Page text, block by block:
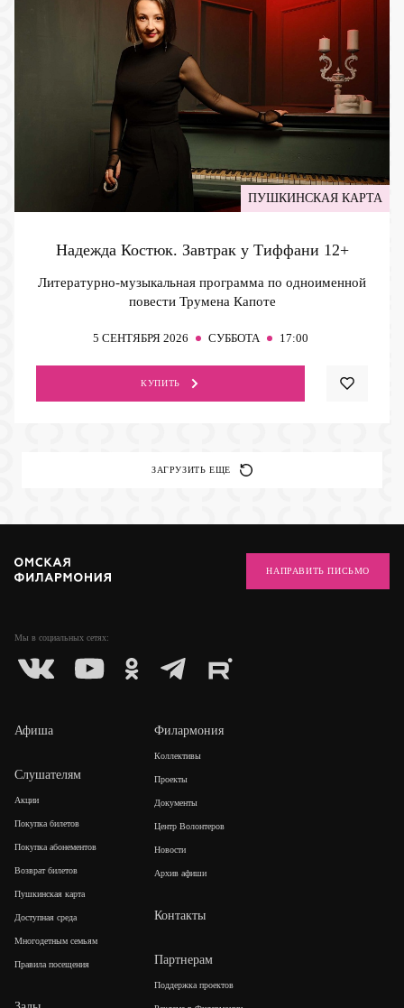
ПУШКИНСКАЯ КАРТА
Надежда Костюк. Завтрак у Тиффани 12+
Литературно-музыкальная программа по одноименной
повести Трумена Капоте
5 СЕНТЯБРЯ 2026 СУББОТА 17:00
КУПИТЬ
ЗАГРУЗИТЬ ЕЩЕ
Мы в социальных сетях:
НАПРАВИТЬ ПИСЬМО
Афиша
Слушателям
Акции
Покупка билетов
Покупка абонементов
Возврат билетов
Пушкинская карта
Доступная среда
Многодетным семьям
Правила посещения
Филармония
Коллективы
Проекты
Документы
Центр Волонтеров
Новости
Архив афиши
Контакты
Партнерам
Поддержка проектов